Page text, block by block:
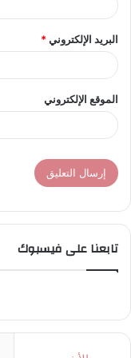
البريد الإلكتروني*
الموقع الإلكتروني
تابعنا على فيسبوك